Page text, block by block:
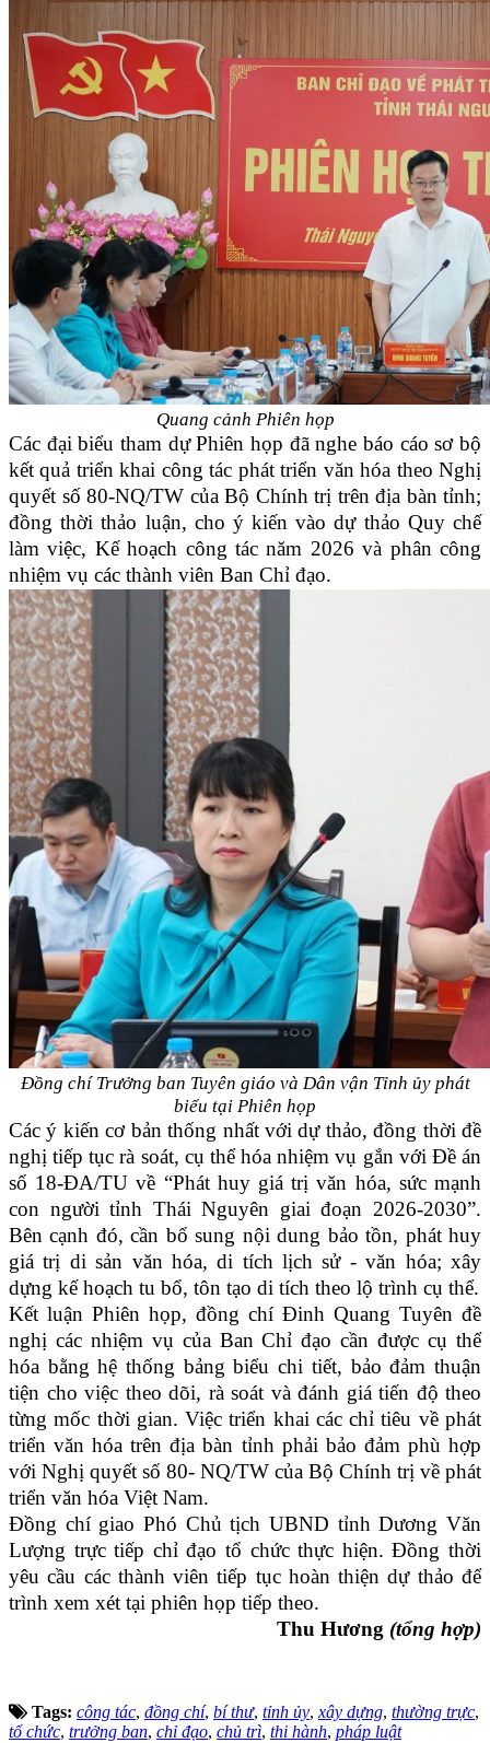
Quang cảnh Phiên họp
Các đại biểu tham dự Phiên họp đã nghe báo cáo sơ bộ
kết quả triển khai công tác phát triển văn hóa theo Nghị
quyết số 80-NQ/TW của Bộ Chính trị trên địa bàn tỉnh;
đồng thời thảo luận, cho ý kiến vào dự thảo Quy chế
làm việc, Kế hoạch công tác năm 2026 và phân công
nhiệm vụ các thành viên Ban Chỉ đạo.
Đồng chí Trưởng ban Tuyên giáo và Dân vận Tỉnh ủy phát
biểu tại Phiên họp
Các ý kiến cơ bản thống nhất với dự thảo, đồng thời đề
nghị tiếp tục rà soát, cụ thể hóa nhiệm vụ gắn với Đề án
số 18-ĐA/TU về “Phát huy giá trị văn hóa, sức mạnh
con người tỉnh Thái Nguyên giai đoạn 2026-2030”.
Bên cạnh đó, cần bổ sung nội dung bảo tồn, phát huy
giá trị di sản văn hóa, di tích lịch sử - văn hóa; xây
dựng kế hoạch tu bổ, tôn tạo di tích theo lộ trình cụ thể.
Kết luận Phiên họp, đồng chí Đinh Quang Tuyên đề
nghị các nhiệm vụ của Ban Chỉ đạo cần được cụ thể
hóa bằng hệ thống bảng biểu chi tiết, bảo đảm thuận
tiện cho việc theo dõi, rà soát và đánh giá tiến độ theo
từng mốc thời gian. Việc triển khai các chỉ tiêu về phát
triển văn hóa trên địa bàn tỉnh phải bảo đảm phù hợp
với Nghị quyết số 80- NQ/TW của Bộ Chính trị về phát
triển văn hóa Việt Nam.
Đồng chí giao Phó Chủ tịch UBND tỉnh Dương Văn
Lượng trực tiếp chỉ đạo tổ chức thực hiện. Đồng thời
yêu cầu các thành viên tiếp tục hoàn thiện dự thảo để
trình xem xét tại phiên họp tiếp theo.
Thu Hương (tổng hợp)
Tags: công tác, đồng chí, bí thư, tỉnh ủy,xây dựng, thường trực,
tổ chức, trưởng ban, chỉ đạo, chủ trì, thi hành, pháp luật